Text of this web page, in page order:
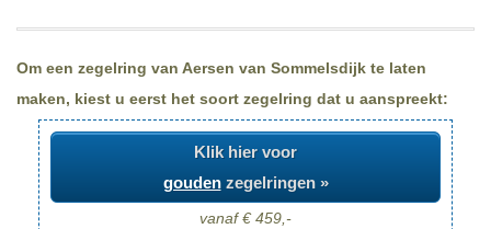
Om een zegelring van Aersen van Sommelsdijk te laten
maken, kiest u eerst het soort zegelring dat u aanspreekt:
Klik hier voor
goudenzegelringen »
vanaf € 459,-